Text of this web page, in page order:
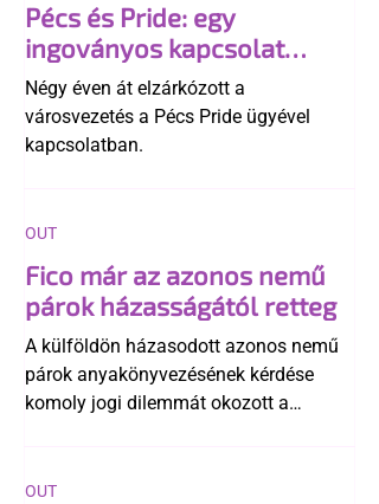
Pécs és Pride: egy
ingoványos kapcsolat
története
Négy éven át elzárkózott a
városvezetés a Pécs Pride ügyével
kapcsolatban.
Fico már az azonos nemű
párok házasságától retteg
A külföldön házasodott azonos nemű
párok anyakönyvezésének kérdése
komoly jogi dilemmát okozott a
egyértelműen tiltja a házasságuk
OUT
OUT